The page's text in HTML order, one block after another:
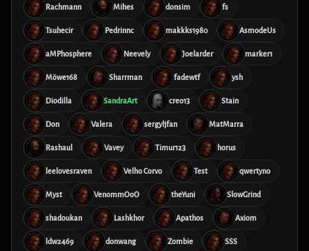
Rachmann Mihes donsim fs
Tsuhecir Pedrinnc makkks1980 AsmodeUs
aMPhosphere Neevely Joelarder marker1
Möwe168 Sharrman fadewtf ysh
Diodilla SandraArt creo13 Stain
Don Valera sergyljfan MatMarra
Rashaul Vavey Timur123 horus
leelovesraven Velho Corvo Test qwertyno
Myst VenommOoO theYuni SlowGrind
shadoukan Lashkhor Apathos Axiom
ldw2469 donwang Zombie SSS